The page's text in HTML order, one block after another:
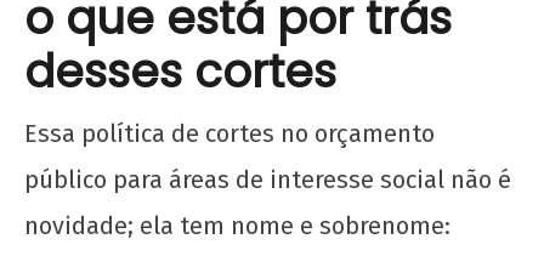
28
de
de
o que está por trás
desses cortes
Essa política de cortes no orçamento
público para áreas de interesse social não é
novidade; ela tem nome e sobrenome: